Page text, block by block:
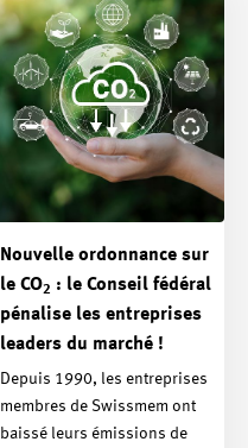
Nouvelle ordonnance sur
le CO2 : le Conseil fédéral
pénalise les entreprises
leaders du marché !
Depuis 1990, les entreprises
membres de Swissmem ont
baissé leurs émissions de